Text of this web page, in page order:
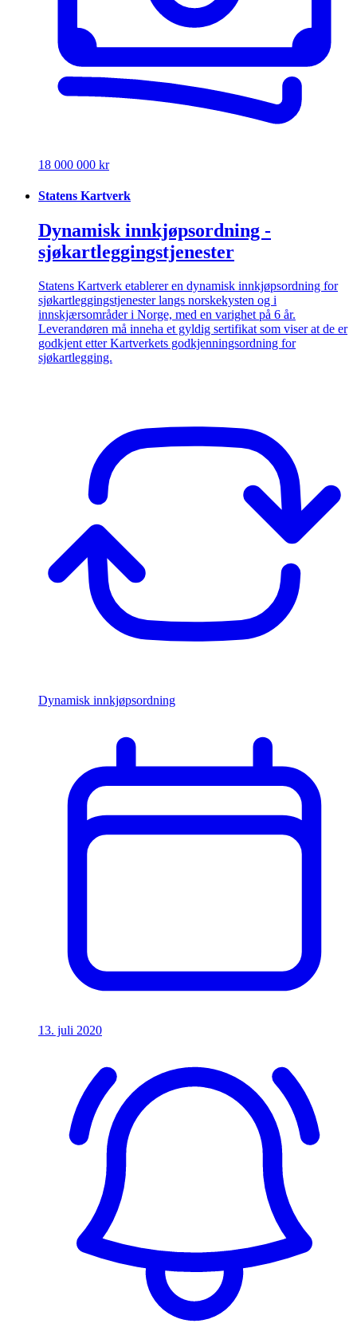
18 000 000 kr
Statens Kartverk
Dynamisk innkjøpsordning -
sjøkartleggingstjenester
Statens Kartverk etablerer en dynamisk innkjøpsordning for
sjøkartleggingstjenester langs norskekysten og i
innskjærsområder i Norge, med en varighet på 6 år.
Leverandøren må inneha et gyldig sertifikat som viser at de er
godkjent etter Kartverkets godkjenningsordning for
sjøkartlegging.
Dynamisk innkjøpsordning
13. juli 2020